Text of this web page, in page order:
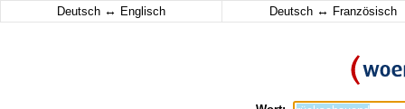
Deutsch ↔ Englisch Deutsch ↔ Französisch